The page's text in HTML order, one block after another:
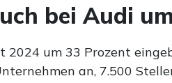
bei Audi
2024 um 33 Prozent
an, 7.500